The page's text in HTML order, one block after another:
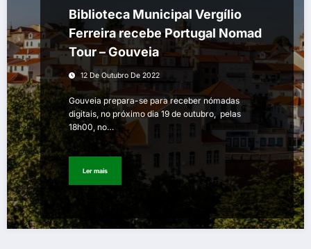
Biblioteca Municipal Vergílio
Ferreira recebe Portugal Nomad
Tour – Gouveia
12 De Outubro De 2022
Gouveia prepara-se para receber nómadas
digitais, no próximo dia 19 de outubro, pelas
18h00, no…
Ler mais